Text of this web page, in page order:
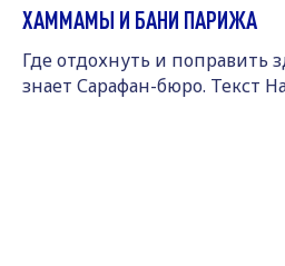
ХАММАМЫ И БАНИ ПАРИЖА
Где отдохнуть и поправить
знает Сарафан-бюро. Текст